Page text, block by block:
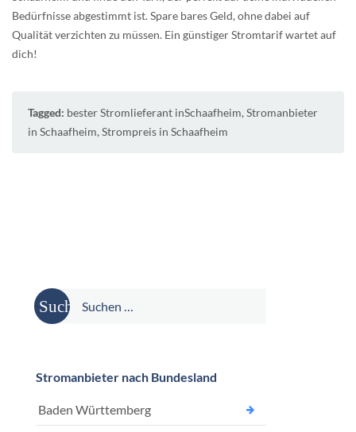
Bedürfnisse abgestimmt ist. Spare bares Geld, ohne dabei auf
Qualität verzichten zu müssen. Ein günstiger Stromtarif wartet auf
dich!
Tagged: bester Stromlieferant inSchaafheim, Stromanbieter
in Schaafheim, Strompreis in Schaafheim
Suche
nach:
Stromanbieter nach Bundesland
Baden Württemberg